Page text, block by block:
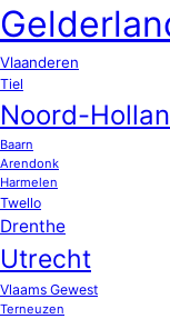
Vlaanderen
Tiel
Noord-
Baarn
Arendonk
Harmelen
Twello
Drenthe
Utrecht
Vlaams Gewest
Terneuzen